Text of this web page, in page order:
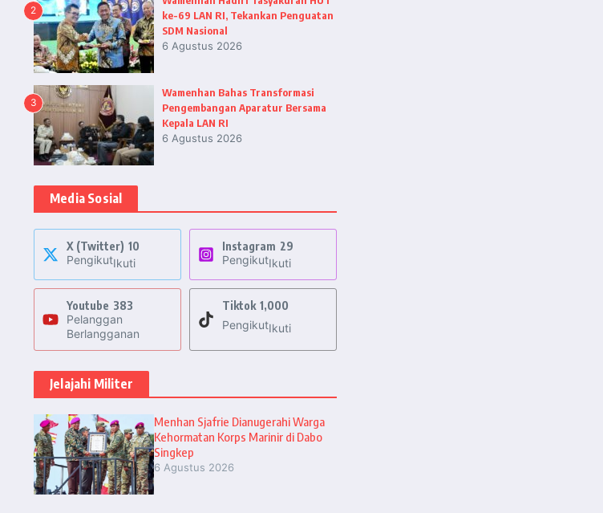
2
ke-69 LAN RI, Tekankan Penguatan
SDM Nasional
6 Agustus 2026
3
Wamenhan Bahas Transformasi
Pengembangan Aparatur Bersama
Kepala LAN RI
6 Agustus 2026
Media Sosial
X (Twitter) 10
PengikutIkuti
Instagram 29
PengikutIkuti
Youtube 383
Pelanggan
Berlangganan
Tiktok 1,000
PengikutIkuti
Jelajahi Militer
Menhan Sjafrie Dianugerahi Warga
Kehormatan Korps Marinir di Dabo
Singkep
6 Agustus 2026